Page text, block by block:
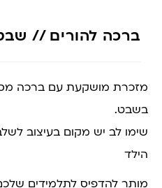
ברכה להורים //
מזכרת מושקעת עם ברכה
בשבט.
שימו לב יש מקום בעיצוב
הילד
מותר להדפיס לתלמידים